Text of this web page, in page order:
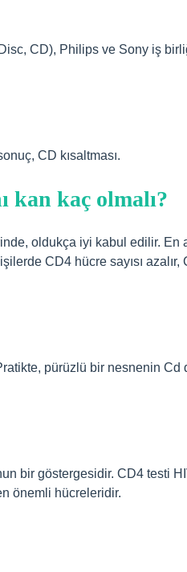
CD), Philips ve Sony iş
CD kısaltması.
kan kaç olmalı?
oldukça iyi kabul edilir. En
CD4 hücre sayısı azalır,
pürüzlü bir nesnenin Cd
bir göstergesidir. CD4 testi
önemli hücreleridir.